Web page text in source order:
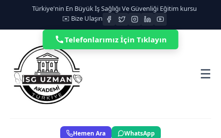
Türkiye'nin En Büyük İş Sağlığı Ve Güvenliği Eğitim kursu
✉️ Bize Ulaşın
☰
Hemen Ara WhatsApp
Telefonlarımız İçin Tıklayın